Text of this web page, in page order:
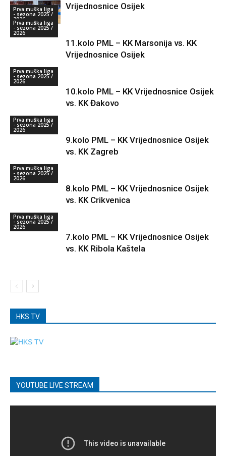
Prva muška liga
- sezona 2025 /
2026
Vrijednosnice Osijek
Prva muška liga
- sezona 2025 /
2026
11.kolo PML – KK Marsonija vs. KK
Vrijednosnice Osijek
Prva muška liga
- sezona 2025 /
2026
10.kolo PML – KK Vrijednosnice Osijek
vs. KK Đakovo
Prva muška liga
- sezona 2025 /
2026
9.kolo PML – KK Vrijednosnice Osijek
vs. KK Zagreb
Prva muška liga
- sezona 2025 /
2026
8.kolo PML – KK Vrijednosnice Osijek
vs. KK Crikvenica
Prva muška liga
- sezona 2025 /
2026
7.kolo PML – KK Vrijednosnice Osijek
vs. KK Ribola Kaštela
HKS TV
YOUTUBE LIVE STREAM